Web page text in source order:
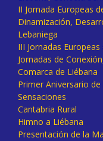
II Jornada Europeas
Dinamización,
Lebaniega
III Jornadas
Jornadas de
Comarca de Liébana
Primer Aniversario
Sensaciones
Cantabria Rural
Himno a Liébana
Presentación de la